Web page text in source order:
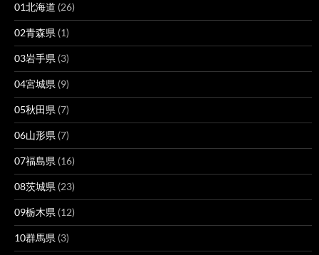
01北海道 (26)
02青森県 (1)
03岩手県 (3)
04宮城県 (9)
05秋田県 (7)
06山形県 (7)
07福島県 (16)
08茨城県 (23)
09栃木県 (12)
10群馬県 (3)